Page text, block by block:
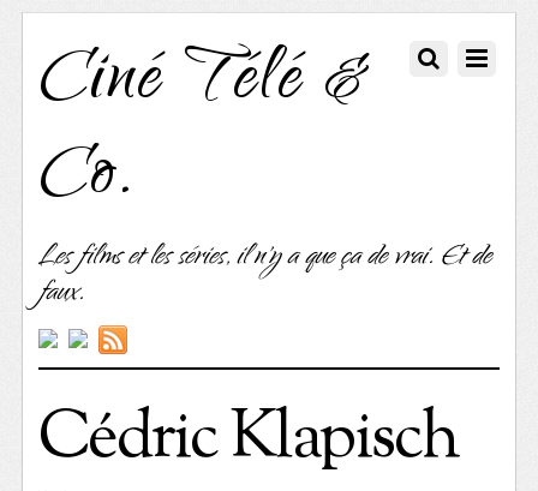
Ciné Télé &
Co.
Les films et les séries, il n'y a que ça de vrai. Et de
faux.
Cédric Klapisch